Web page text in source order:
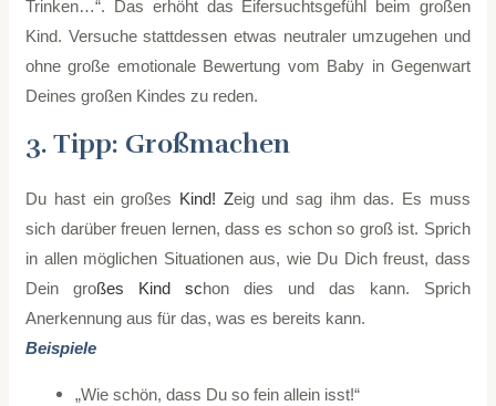
Trinken…“. Das erhöht das Eifersuchtsgefühl beim großen
Kind. Versuche stattdessen etwas neutraler umzugehen und
ohne große emotionale Bewertung vom Baby in Gegenwart
Deines großen Kindes zu reden.
3. Tipp: Großmachen
Du hast ein großes Kind! Zeig und sag ihm das. Es muss
sich darüber freuen lernen, dass es schon so groß ist. Sprich
in allen möglichen Situationen aus, wie Du Dich freust, dass
Dein großes Kind schon dies und das kann. Sprich
Anerkennung aus für das, was es bereits kann.
Beispiele
„Wie schön, dass Du so fein allein isst!“